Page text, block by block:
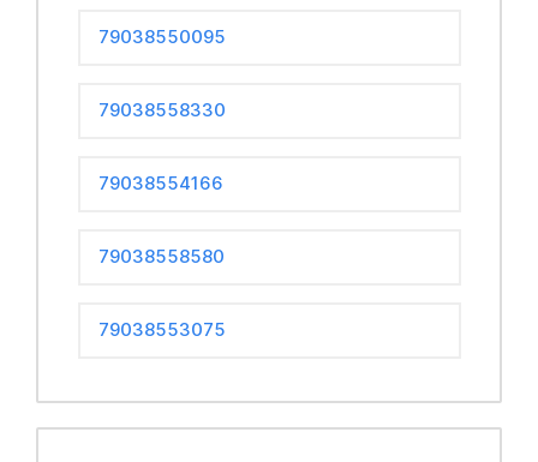
79038550095
79038558330
79038554166
79038558580
79038553075